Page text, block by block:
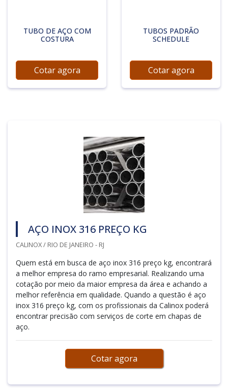
TUBO DE AÇO COM
COSTURA
Cotar agora
TUBOS PADRÃO
SCHEDULE
Cotar agora
AÇO INOX 316 PREÇO KG
CALINOX / RIO DE JANEIRO - RJ
Quem está em busca de aço inox 316 preço kg, encontrará
a melhor empresa do ramo empresarial. Realizando uma
cotação por meio da maior empresa da área e achando a
melhor referência em qualidade. Quando a questão é aço
inox 316 preço kg, com os profissionais da Calinox poderá
encontrar precisão com serviços de corte em chapas de
aço.
Cotar agora